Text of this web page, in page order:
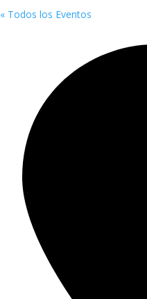
« Todos los Eventos